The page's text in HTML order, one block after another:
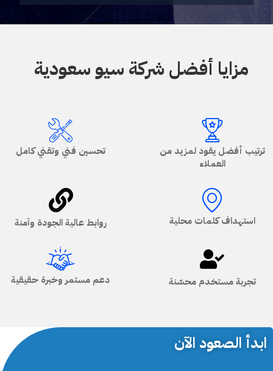
مزايا أفضل شركة سيو سعودية
ترتيب أفضل يقود لمزيد من
العملاء
تحسين فني وتقني كامل
استهداف كلمات محلية روابط عالية الجودة وآمنة
تجربة مستخدم محسّنة دعم مستمر وخبرة حقيقية
ابدأ الصعود الآن